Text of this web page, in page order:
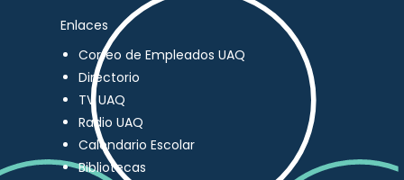
Enlaces
Correo de Empleados UAQ
Directorio
TV UAQ
Radio UAQ
Calendario Escolar
Bibliotecas